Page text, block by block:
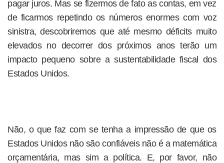
pagar juros. Mas se fizermos de fato as contas, em vez
de ficarmos repetindo os números enormes com voz
sinistra, descobriremos que até mesmo déficits muito
elevados no decorrer dos próximos anos terão um
impacto pequeno sobre a sustentabilidade fiscal dos
Estados Unidos.
Não, o que faz com se tenha a impressão de que os
Estados Unidos não são confiáveis não é a matemática
orçamentária, mas sim a política. E, por favor, não